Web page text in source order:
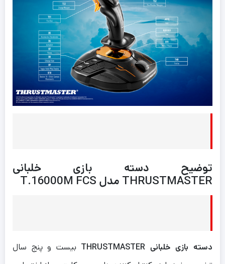
توضیح دسته بازی خلبانی
THRUSTMASTER مدل T.16000M FCS
دسته بازی خلبانی THRUSTMASTER
بیست و پنج سال